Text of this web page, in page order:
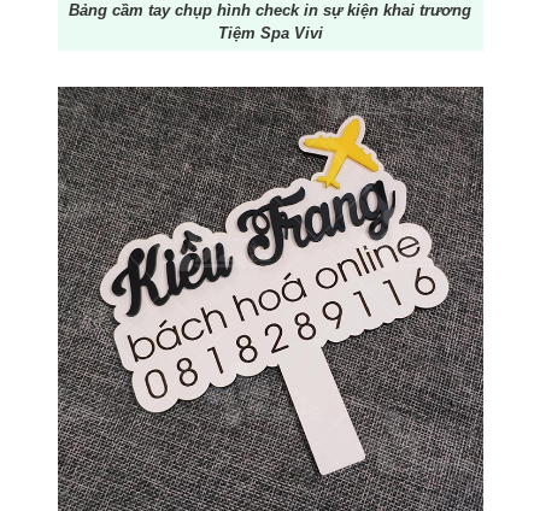
Bảng cầm tay chụp hình check in sự kiện khai trương
Tiệm Spa Vivi